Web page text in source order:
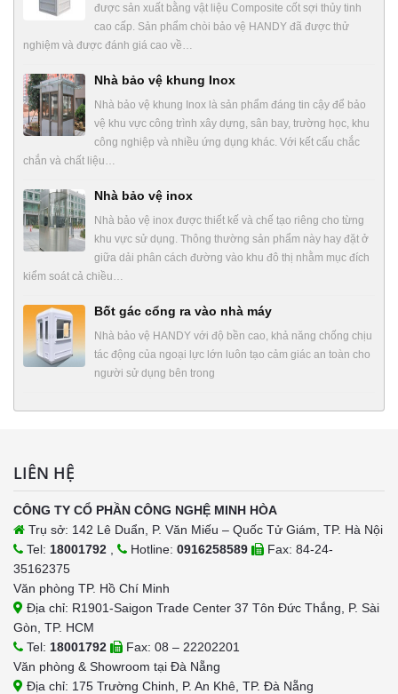
được sản xuất bằng vật liệu Composite cốt sợi thủy tinh
cao cấp. Sản phẩm chòi bảo vệ HANDY đã được thử
nghiệm và được đánh giá cao về…
Nhà bảo vệ khung Inox
Nhà bảo vệ khung Inox là sản phẩm đáng tin cậy để bảo
vệ khu vực công trình xây dựng, sân bay, trường học, khu
công nghiệp và nhiều ứng dụng khác. Với kết cấu chắc
chắn và chất liệu…
Nhà bảo vệ inox
Nhà bảo vệ inox được thiết kế và chế tạo riêng cho từng
khu vực sử dụng. Thông thường sản phẩm này hay đặt ở
giữa dải phân cách đường vào khu đô thị nhằm mục đích
kiểm soát cả chiều…
Bốt gác cổng ra vào nhà máy
Nhà bảo vệ HANDY với độ bền cao, khả năng chống chịu
tác động của ngoại lực lớn luôn tạo cảm giác an toàn cho
người sử dụng bên trong
LIÊN HỆ
CÔNG TY CỔ PHẦN CÔNG NGHỆ MINH HÒA
Trụ sở: 142 Lê Duẩn, P. Văn Miếu – Quốc Tử Giám, TP. Hà Nội
Tel: 18001792 Hotline: 0916258589
Fax: 84-24-
35162375
Văn phòng TP. Hồ Chí Minh
Địa chỉ: R1901-Saigon Trade Center 37 Tôn Đức Thắng, P. Sài
Gòn, TP. HCM
Tel: 18001792
Fax: 08 – 22202201
Văn phòng & Showroom tại Đà Nẵng
Địa chỉ: 175 Trường Chinh, P. An Khê, TP. Đà Nẵng